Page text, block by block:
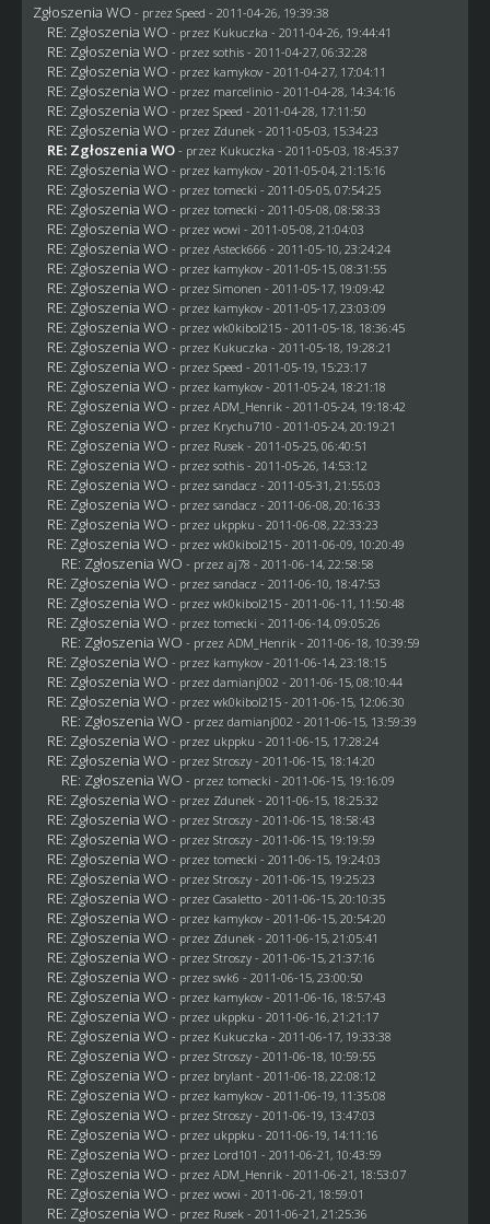
Zgłoszenia WO - przez Speed - 2011-04-26, 19:39:38
RE: Zgłoszenia WO - przez Kukuczka - 2011-04-26, 19:44:41
RE: Zgłoszenia WO - przez sothis- 2011-04-27, 06:32:28
RE: Zgłoszenia WO - przez kamykov- 2011-04-27, 17:04:11
RE: Zgłoszenia WO - przez marcelinio- 2011-04-28, 14:34:16
RE: Zgłoszenia WO - przez Speed - 2011-04-28, 17:11:50
RE: Zgłoszenia WO - przez Zdunek - 2011-05-03, 15:34:23
RE: Zgłoszenia WO - przez Kukuczka - 2011-05-03, 18:45:37
RE: Zgłoszenia WO - przez kamykov- 2011-05-04, 21:15:16
RE: Zgłoszenia WO - przez tomecki - 2011-05-05, 07:54:25
RE: Zgłoszenia WO - przez tomecki - 2011-05-08, 08:58:33
RE: Zgłoszenia WO - przez wowi - 2011-05-08, 21:04:03
RE: Zgłoszenia WO - przez Asteck666 - 2011-05-10, 23:24:24
RE: Zgłoszenia WO - przez kamykov- 2011-05-15, 08:31:55
RE: Zgłoszenia WO - przez Simonen - 2011-05-17, 19:09:42
RE: Zgłoszenia WO - przez kamykov- 2011-05-17, 23:03:09
RE: Zgłoszenia WO - przez wk0kibol215- 2011-05-18, 18:36:45
RE: Zgłoszenia WO - przez Kukuczka - 2011-05-18, 19:28:21
RE: Zgłoszenia WO - przez Speed - 2011-05-19, 15:23:17
RE: Zgłoszenia WO - przez kamykov- 2011-05-24, 18:21:18
RE: Zgłoszenia WO - przez ADM_Henrik - 2011-05-24, 19:18:42
RE: Zgłoszenia WO - przez Krychu710 - 2011-05-24, 20:19:21
RE: Zgłoszenia WO - przez Rusek - 2011-05-25, 06:40:51
RE: Zgłoszenia WO - przez sothis- 2011-05-26, 14:53:12
RE: Zgłoszenia WO - przez sandacz - 2011-05-31, 21:55:03
RE: Zgłoszenia WO - przez sandacz - 2011-06-08, 20:16:33
RE: Zgłoszenia WO - przez ukppku - 2011-06-08, 22:33:23
RE: Zgłoszenia WO - przez wk0kibol215- 2011-06-09, 10:20:49
RE: Zgłoszenia WO - przez aj78 - 2011-06-14, 22:58:58
RE: Zgłoszenia WO - przez sandacz - 2011-06-10, 18:47:53
RE: Zgłoszenia WO - przez wk0kibol215- 2011-06-11, 11:50:48
RE: Zgłoszenia WO - przez tomecki - 2011-06-14, 09:05:26
RE: Zgłoszenia WO - przez ADM_Henrik - 2011-06-18, 10:39:59
RE: Zgłoszenia WO - przez kamykov- 2011-06-14, 23:18:15
RE: Zgłoszenia WO - przez damianj002 - 2011-06-15, 08:10:44
RE: Zgłoszenia WO - przez wk0kibol215- 2011-06-15, 12:06:30
RE: Zgłoszenia WO - przez damianj002 - 2011-06-15, 13:59:39
RE: Zgłoszenia WO - przez ukppku - 2011-06-15, 17:28:24
RE: Zgłoszenia WO - przez Stroszy- 2011-06-15, 18:14:20
RE: Zgłoszenia WO - przez tomecki - 2011-06-15, 19:16:09
RE: Zgłoszenia WO - przez Zdunek - 2011-06-15, 18:25:32
RE: Zgłoszenia WO - przez Stroszy- 2011-06-15, 18:58:43
RE: Zgłoszenia WO - przez Stroszy- 2011-06-15, 19:19:59
RE: Zgłoszenia WO - przez tomecki - 2011-06-15, 19:24:03
RE: Zgłoszenia WO - przez Stroszy- 2011-06-15, 19:25:23
RE: Zgłoszenia WO - przez Casaletto- 2011-06-15, 20:10:35
RE: Zgłoszenia WO - przez kamykov- 2011-06-15, 20:54:20
RE: Zgłoszenia WO - przez Zdunek - 2011-06-15, 21:05:41
RE: Zgłoszenia WO - przez Stroszy- 2011-06-15, 21:37:16
RE: Zgłoszenia WO - przez swk6 - 2011-06-15, 23:00:50
RE: Zgłoszenia WO - przez kamykov- 2011-06-16, 18:57:43
RE: Zgłoszenia WO - przez ukppku - 2011-06-16, 21:21:17
RE: Zgłoszenia WO - przez Kukuczka - 2011-06-17, 19:33:38
RE: Zgłoszenia WO - przez Stroszy- 2011-06-18, 10:59:55
RE: Zgłoszenia WO - przez brylant- 2011-06-18, 22:08:12
RE: Zgłoszenia WO - przez kamykov- 2011-06-19, 11:35:08
RE: Zgłoszenia WO - przez Stroszy- 2011-06-19, 13:47:03
RE: Zgłoszenia WO - przez ukppku - 2011-06-19, 14:11:16
RE: Zgłoszenia WO - przez Lord101 - 2011-06-21, 10:43:59
RE: Zgłoszenia WO - przez ADM_Henrik - 2011-06-21, 18:53:07
RE: Zgłoszenia WO - przez wowi - 2011-06-21, 18:59:01
RE: Zgłoszenia WO - przez Rusek - 2011-06-21, 21:25:36